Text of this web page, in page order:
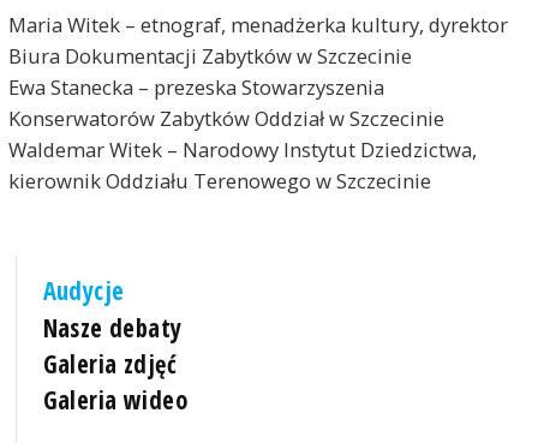
Maria Witek – etnograf, menadżerka kultury, dyrektor
Biura Dokumentacji Zabytków w Szczecinie
Ewa Stanecka – prezeska Stowarzyszenia
Konserwatorów Zabytków Oddział w Szczecinie
Waldemar Witek – Narodowy Instytut Dziedzictwa,
kierownik Oddziału Terenowego w Szczecinie
Audycje
Nasze debaty
Galeria zdjęć
Galeria wideo